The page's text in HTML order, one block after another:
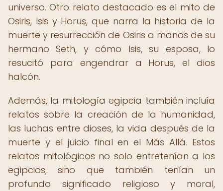
universo. Otro relato destacado es el mito de
Osiris, Isis y Horus, que narra la historia de la
muerte y resurrección de Osiris a manos de su
hermano Seth, y cómo Isis, su esposa, lo
resucitó para engendrar a Horus, el dios
halcón.
Además, la mitología egipcia también incluía
relatos sobre la creación de la humanidad,
las luchas entre dioses, la vida después de la
muerte y el juicio final en el Más Allá. Estos
relatos mitológicos no solo entretenían a los
egipcios, sino que también tenían un
profundo significado religioso y moral,